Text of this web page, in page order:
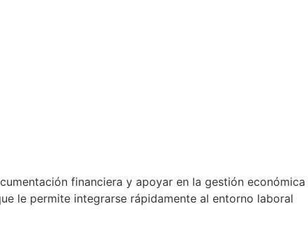
financiera y apoyar en la gestión económica
le permite integrarse rápidamente al entorno laboral